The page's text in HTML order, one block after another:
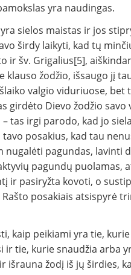
yra naudingas.
sielos maistas ir jos
širdy laikyti, kad tų
ir šv. Grigalius[5],
klauso žodžio, išsaugo jį
valgio viduriuose,
girdėto Dievo žodžio savo
tas irgi parodo, kad jo
posakius, kad tau
nugalėti pagundas, lavinti
pagundų puolamas,
ir pasiryžta kovoti, o
Rašto posakiais atsispyrė
kaip peikiami yra tie,
ir tie, kurie snaudžia arba
išrauna žodį iš jų širdies,